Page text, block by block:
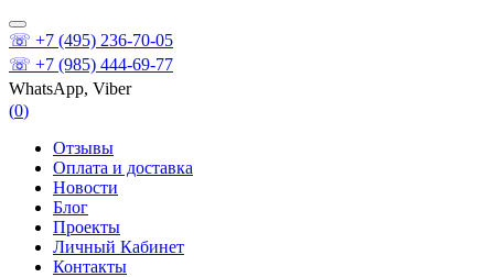
☏ +7 (495) 236-70-05
☏ +7 (985) 444-69-77
WhatsApp, Viber
(0)
Отзывы
Оплата и доставка
Новости
Блог
Проекты
Личный Кабинет
Контакты